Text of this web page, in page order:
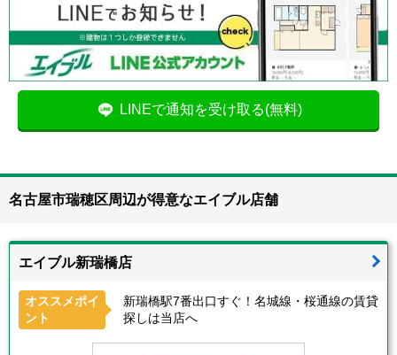
LINEで通知を受け取る(無料)
名古屋市瑞穂区周辺が得意なエイブル店舗
エイブル新瑞橋店
オススメポイ
ント
新瑞橋駅7番出口すぐ！名城線・桜通線の賃貸
探しは当店へ